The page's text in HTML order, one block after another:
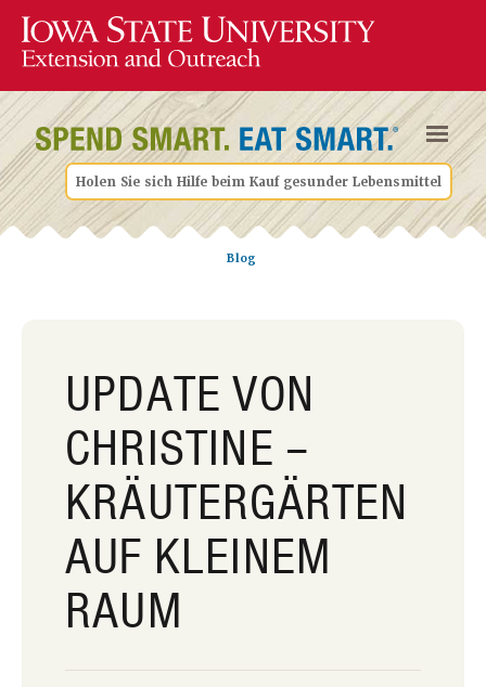
Holen Sie sich Hilfe beim Kauf gesunder Lebensmittel
Blog
UPDATE VON
CHRISTINE –
KRÄUTERGÄRTEN
AUF KLEINEM
RAUM